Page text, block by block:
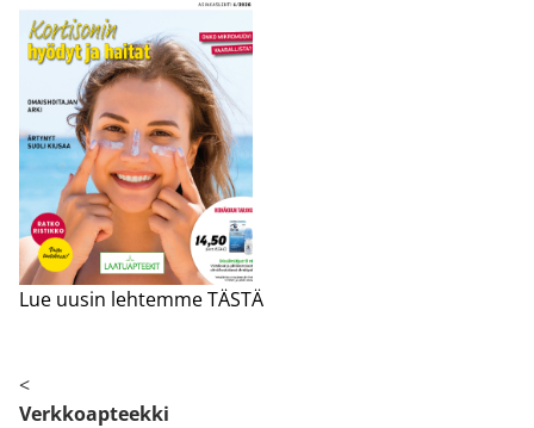
Lue uusin lehtemme TÄSTÄ
<
Verkkoapteekki